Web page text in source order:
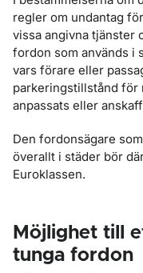
regler om undantag
vissa angivna tjänster
fordon som används i
vars förare eller
parkeringstillstånd för
anpassats eller
Den fordonsägare
överallt i städer bör
Euroklassen.
Möjlighet till
tunga fordon